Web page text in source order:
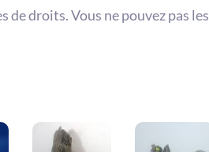
droits. Vous ne pouvez pas les